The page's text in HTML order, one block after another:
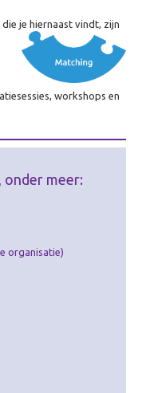
je hiernaast vindt, zijn
workshops en
onder meer:
organisatie)